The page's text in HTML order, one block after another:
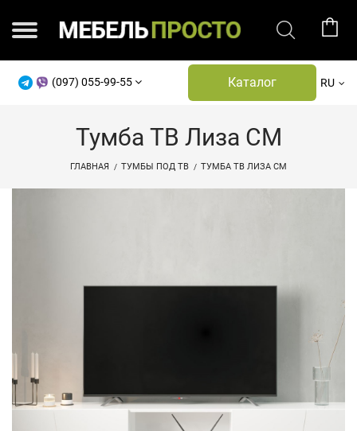
(097) 055-99-55 Каталог RU
Тумба ТВ Лиза СМ
ГЛАВНАЯ ТУМБЫ ПОД ТВ ТУМБА ТВ ЛИЗА СМ